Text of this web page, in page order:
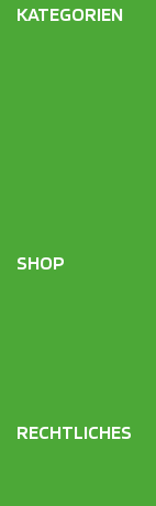
KATEGORIEN
SHOP
RECHTLICHES